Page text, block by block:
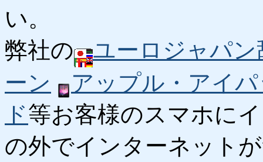
い。
弊社の
ユーロジャパン
ーン
アップル・アイ
ド等お客様のスマホに
の外でインターネット